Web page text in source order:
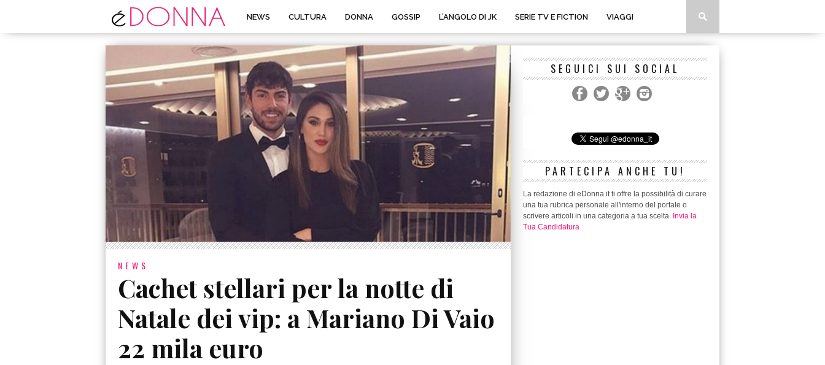
NEWS CULTURA DONNA GOSSIP L’ANGOLO DI JK SERIE TV E FICTION VIAGGI
NEWS
Cachet stellari per la notte di
Natale dei vip: a Mariano Di Vaio
22 mila euro
SEGUICI SUI SOCIAL
PARTECIPA ANCHE TU!
La redazione di eDonna.it ti offre la possibilità di curare
una tua rubrica personale all'interno del portale o
scrivere articoli in una categoria a tua scelta. Invia la
Tua Candidatura